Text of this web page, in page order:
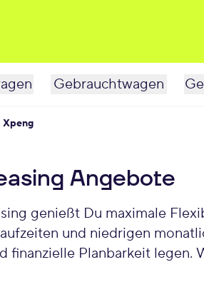
Gebrauchtwagen
Xpeng
Angebote
genießt Du maximale
monatlichen Raten bietet Xpeng Leasing eine praktische und
Planbarkeit legen.